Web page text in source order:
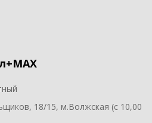
18/15, м.Волжская (с 10,00